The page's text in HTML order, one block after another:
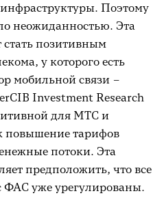
Поэтому
неожиданностью. Эта
стать позитивным
у которого есть
мобильной связи –
Investment Research
для МТС и
повышение тарифов
потоки. Эта
предположить, что все
уже урегулированы.